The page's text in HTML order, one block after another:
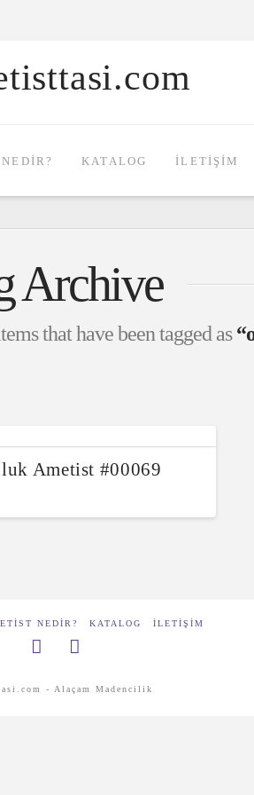
KATALOG İLETIŞIM
Archive
that have been tagged as
Ametist #00069
NEDIR? KATALOG İLETIŞIM
- Alaçam Madencilik